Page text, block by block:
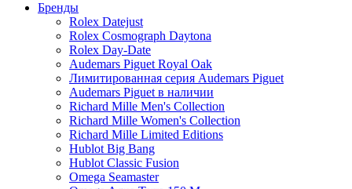
Бренды
Rolex Datejust
Rolex Cosmograph Daytona
Rolex Day-Date
Audemars Piguet Royal Oak
Лимитированная серия Audemars Piguet
Audemars Piguet в наличии
Richard Mille Men's Collection
Richard Mille Women's Collection
Richard Mille Limited Editions
Hublot Big Bang
Hublot Classic Fusion
Omega Seamaster